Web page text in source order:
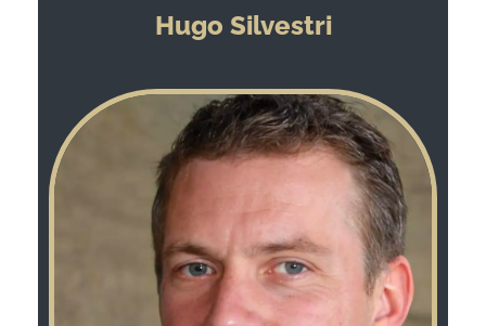
Hugo Silvestri